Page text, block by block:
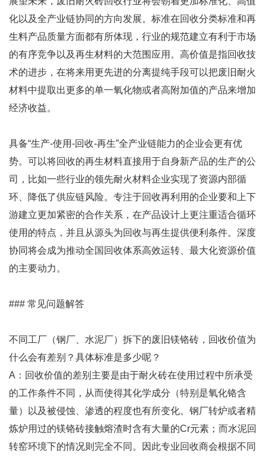
化以及全产业链协同的方向发展。标准在回收分类标准和再
生料产品质量方面都有所体现，行业的规范建立有利于市场
的有序竞争以及再生材料的大范围应用。高价值是指回收技
术的进步，在将来用更先进的分离提纯手段可以把废旧耐火
材料中提取出更多的单一氧化物或者高附加值的产品来增加
经济收益。
具备“生产-使用-回收-再生”全产业链能力的企业会更有优
势。可以将回收的再生材料直接用于自身新产品的生产的公
司，比如一些行业的领先耐火材料企业实现了资源内部循
环、降低了供应链风险。专注于回收再利用的企业要和上下
游建立更加紧密的合作关系，在产品设计上更注重适合循环
使用的特点，并且从源头为回收与再生提供便利条件。深度
协同将会成为推动全国回收体系高效运转、最大化资源价值
的主要动力。
### 常见问题解答
不同工厂（钢厂、水泥厂）拆下的废旧镁铬砖，回收价值为
什么会有差别？具体标准是多少呢？
A：回收价值的差别主要是由于耐火砖在使用过程中所承受
的工作条件不同，从而使得其化学成分（特别是氧化铬含
量）以及被侵蚀、渗透的程度也有所变化。钢厂转炉或者精
炼炉用过的镁铬砖接触熔渣时含有大量的Cr元素；而水泥回
转窑环境下的情况则完全不同。因此专业回收商会根据不同